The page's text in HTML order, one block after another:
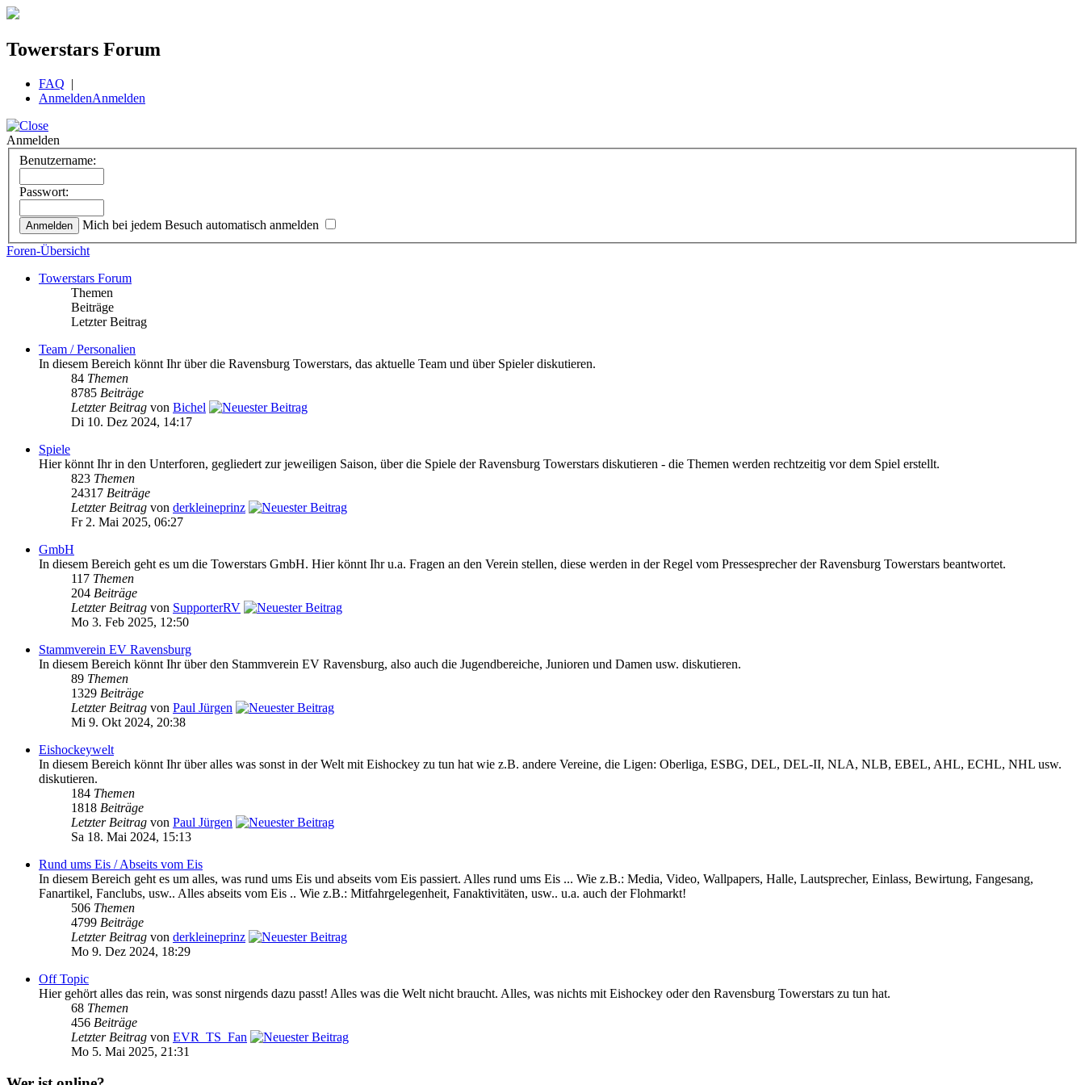
Towerstars Forum
FAQ |
AnmeldenAnmelden
Anmelden
Benutzername:
Passwort:
Mich bei jedem Besuch automatisch anmelden
Foren-Übersicht
Towerstars Forum
Themen
Beiträge
Letzter Beitrag
Team / Personalien
In diesem Bereich könnt Ihr über die Ravensburg Towerstars, das aktuelle Team und über Spieler diskutieren.
84 Themen
8785 Beiträge
Letzter Beitrag von Bichel
Di 10. Dez 2024, 14:17
Spiele
Hier könnt Ihr in den Unterforen, gegliedert zur jeweiligen Saison, über die Spiele der Ravensburg Towerstars diskutieren - die Themen werden rechtzeitig vor dem Spiel erstellt.
823 Themen
24317 Beiträge
Letzter Beitrag von derkleineprinz
Fr 2. Mai 2025, 06:27
GmbH
In diesem Bereich geht es um die Towerstars GmbH. Hier könnt Ihr u.a. Fragen an den Verein stellen, diese werden in der Regel vom Pressesprecher der Ravensburg Towerstars beantwortet.
117 Themen
204 Beiträge
Letzter Beitrag von SupporterRV
Mo 3. Feb 2025, 12:50
Stammverein EV Ravensburg
In diesem Bereich könnt Ihr über den Stammverein EV Ravensburg, also auch die Jugendbereiche, Junioren und Damen usw. diskutieren.
89 Themen
1329 Beiträge
Letzter Beitrag von Paul Jürgen
Mi 9. Okt 2024, 20:38
Eishockeywelt
In diesem Bereich könnt Ihr über alles was sonst in der Welt mit Eishockey zu tun hat wie z.B. andere Vereine, die Ligen: Oberliga, ESBG, DEL, DEL-II, NLA, NLB, EBEL, AHL, ECHL, NHL usw.
diskutieren.
184 Themen
1818 Beiträge
Letzter Beitrag von Paul Jürgen
Sa 18. Mai 2024, 15:13
Rund ums Eis / Abseits vom Eis
In diesem Bereich geht es um alles, was rund ums Eis und abseits vom Eis passiert. Alles rund ums Eis ... Wie z.B.: Media, Video, Wallpapers, Halle, Lautsprecher, Einlass, Bewirtung, Fangesang,
Fanartikel, Fanclubs, usw.. Alles abseits vom Eis .. Wie z.B.: Mitfahrgelegenheit, Fanaktivitäten, usw.. u.a. auch der Flohmarkt!
506 Themen
4799 Beiträge
Letzter Beitrag von derkleineprinz
Mo 9. Dez 2024, 18:29
Off Topic
Hier gehört alles das rein, was sonst nirgends dazu passt! Alles was die Welt nicht braucht. Alles, was nichts mit Eishockey oder den Ravensburg Towerstars zu tun hat.
68 Themen
456 Beiträge
Letzter Beitrag von EVR_TS_Fan
Mo 5. Mai 2025, 21:31